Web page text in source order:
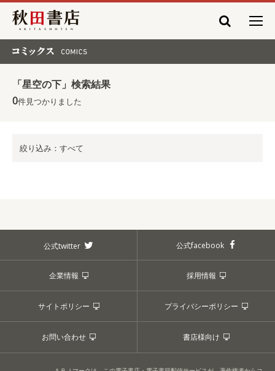
秋田書店
「星空の下」検索結果
0件見つかりました
絞り込み：すべて
公式twitter 公式facebook
企業情報 採用情報
サイトポリシー プライバシーポリシー
お問い合わせ 書店様向け